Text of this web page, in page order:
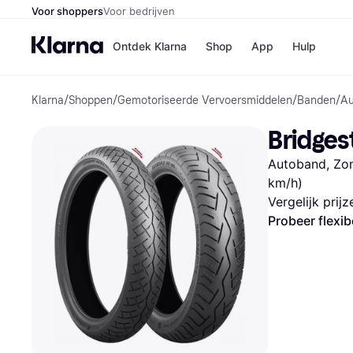
Voor shoppersVoor bedrijven
Ontdek Klarna Shop
Winkels
Bol
H&M
App Hulp
Klarna/Shoppen/Gemotoriseerde Vervoersmiddelen/Banden/
Autoband,
km/h)
Vergelijk
Probeer